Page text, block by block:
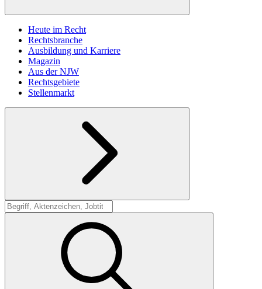
Heute im Recht
Rechtsbranche
Ausbildung und Karriere
Magazin
Aus der NJW
Rechtsgebiete
Stellenmarkt
Suche